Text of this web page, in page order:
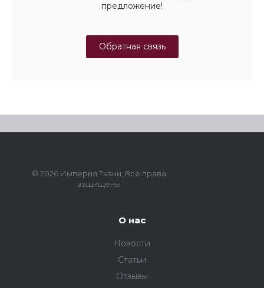
предложение!
Обратная связь
© 2026 Империя Ткани, Все права
защищены
О нас
Новости
Статьи
Отзывы